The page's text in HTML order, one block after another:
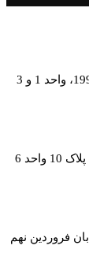
6
فروردین نهم